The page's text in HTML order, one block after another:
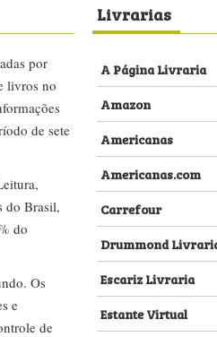
por
livros no
de sete
do Brasil,
do
Os
e
de
Livrarias
A Página Livraria
Amazon
Americanas
Americanas.com
Carrefour
Drummond
Escariz Livraria
Estante Virtual